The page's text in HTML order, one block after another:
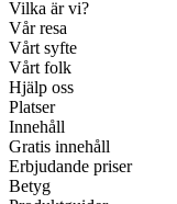
Vilka är vi?
Vår resa
Vårt syfte
Vårt folk
Hjälp oss
Platser
Innehåll
Gratis innehåll
Erbjudande priser
Betyg